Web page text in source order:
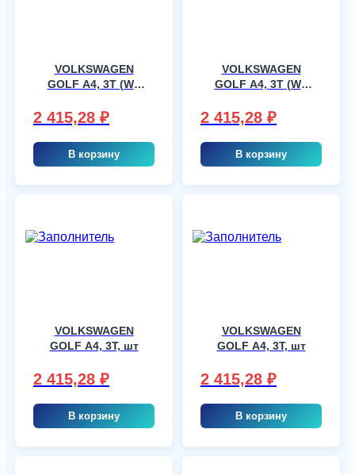
VOLKSWAGEN
GOLF A4, 3T (WS
2 415,28 ₽
В корзину
VOLKSWAGEN
GOLF A4, 3T (WS
2 415,28 ₽
В корзину
VOLKSWAGEN
GOLF A4, 3T, шт
2 415,28 ₽
В корзину
VOLKSWAGEN
GOLF A4, 3T, шт
2 415,28 ₽
В корзину